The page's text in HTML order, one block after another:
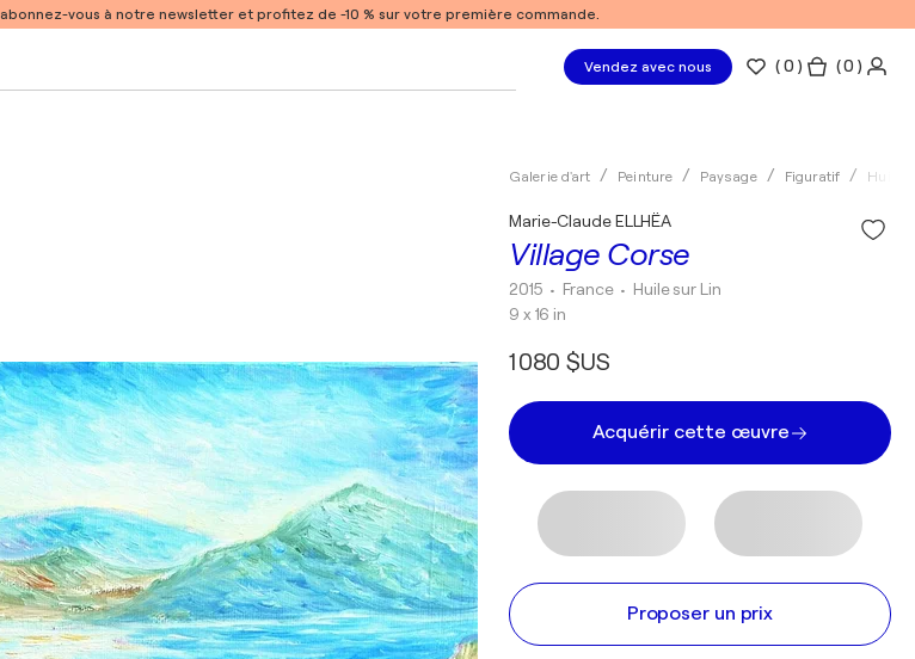
abonnez-vous à notre newsletter et profitez de -10 % sur votre première commande.
Vendez avec nous (0 ) ( 0 )
Galerie d'art Peinture Paysage Figuratif Huile
Village Corse
Marie-Claude ELLHËA
2015 • France • Huile sur Lin
9 x 16 in
1 080 $US
Acquérir cette œuvre
Proposer un prix